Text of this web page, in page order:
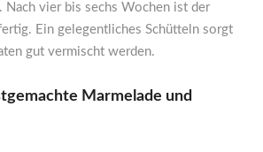
Nach vier bis sechs Wochen ist der
Ein gelegentliches Schütteln sorgt
gut vermischt werden.
Marmelade und